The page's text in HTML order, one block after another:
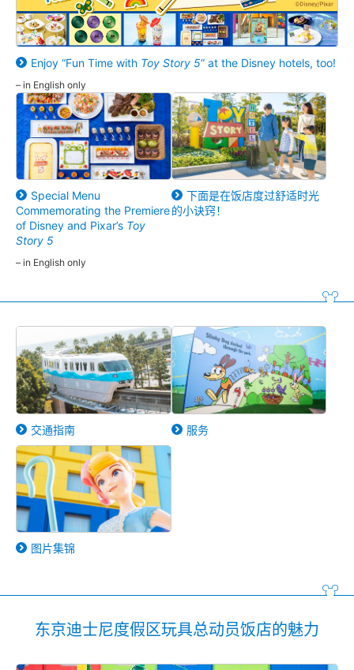
Enjoy “Fun Time with Toy Story 5” at the Disney hotels, too!
– in English only
Special Menu
Commemorating the Premiere
of Disney and Pixar’s Toy
Story 5
– in English only
下面是在饭店度过舒适时光
的小诀窍！
交通指南 服务
图片集锦
东京迪士尼度假区玩具总动员饭店的魅力